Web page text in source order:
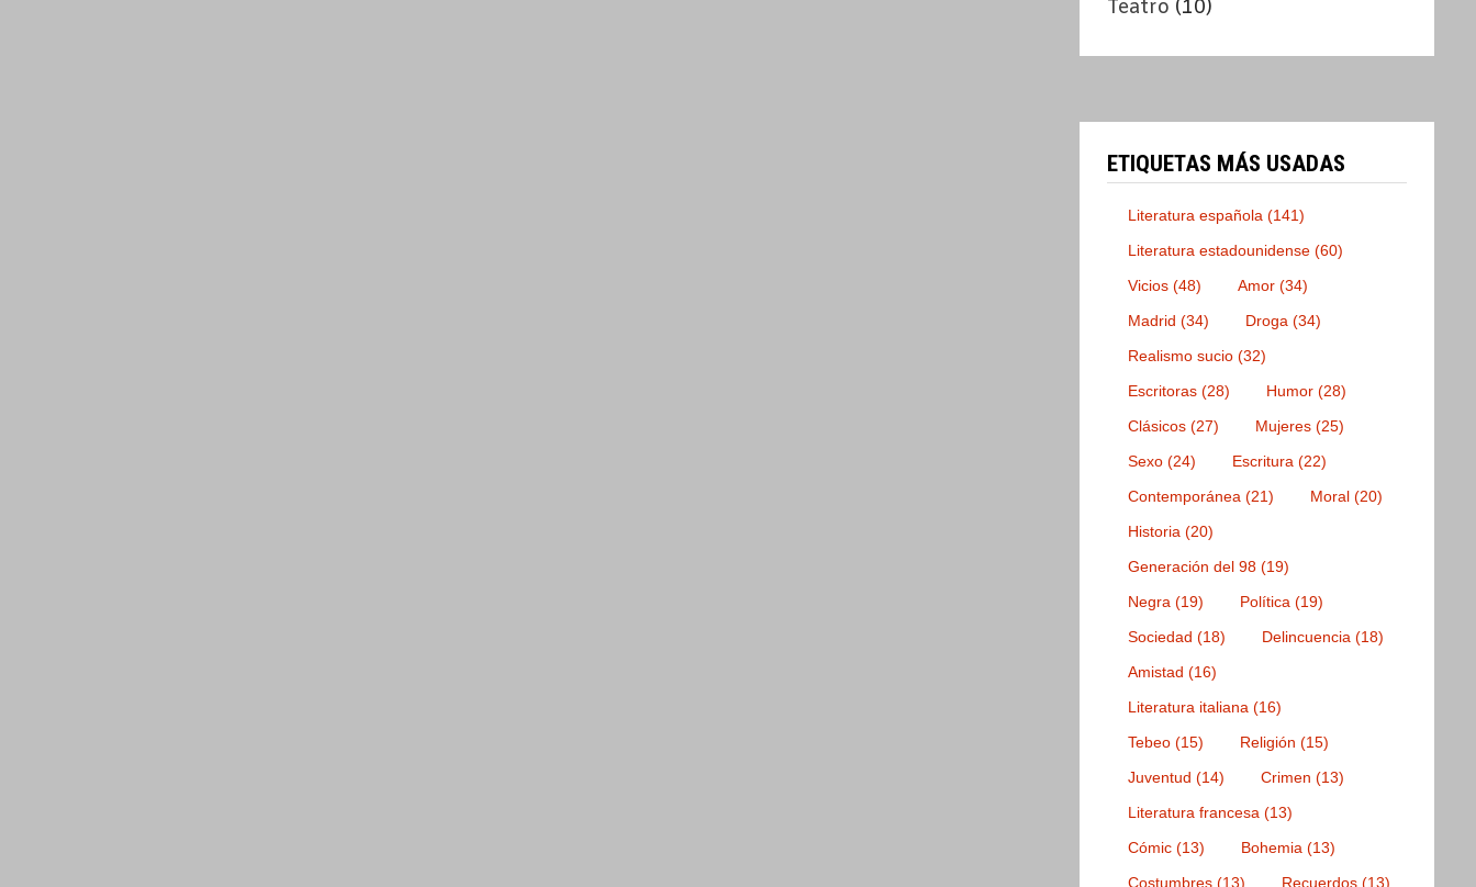
Teatro (10)
ETIQUETAS MÁS USADAS
Literatura española (141)
Literatura estadounidense (60)
Vicios (48) Amor (34)
Madrid (34) Droga (34)
Realismo sucio (32)
Escritoras (28) Humor (28)
Clásicos (27) Mujeres (25)
Sexo (24) Escritura (22)
Contemporánea (21) Moral (20)
Historia (20)
Generación del 98 (19)
Negra (19) Política (19)
Sociedad (18) Delincuencia (18)
Amistad (16)
Literatura italiana (16)
Tebeo (15) Religión (15)
Juventud (14) Crimen (13)
Literatura francesa (13)
Cómic (13) Bohemia (13)
Costumbres (13) Recuerdos (13)